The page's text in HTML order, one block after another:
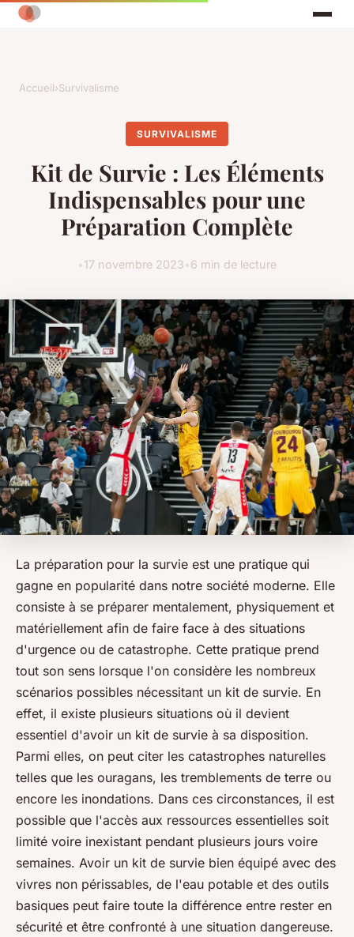
Accueil›Survivalisme
SURVIVALISME
Kit de Survie : Les Éléments
Indispensables pour une
Préparation Complète
•17 novembre 2023•6 min de lecture
La préparation pour la survie est une pratique qui
gagne en popularité dans notre société moderne. Elle
consiste à se préparer mentalement, physiquement et
matériellement afin de faire face à des situations
d'urgence ou de catastrophe. Cette pratique prend
tout son sens lorsque l'on considère les nombreux
scénarios possibles nécessitant un kit de survie. En
effet, il existe plusieurs situations où il devient
essentiel d'avoir un kit de survie à sa disposition.
Parmi elles, on peut citer les catastrophes naturelles
telles que les ouragans, les tremblements de terre ou
encore les inondations. Dans ces circonstances, il est
possible que l'accès aux ressources essentielles soit
limité voire inexistant pendant plusieurs jours voire
semaines. Avoir un kit de survie bien équipé avec des
vivres non périssables, de l'eau potable et des outils
basiques peut faire toute la différence entre rester en
sécurité et être confronté à une situation dangereuse.